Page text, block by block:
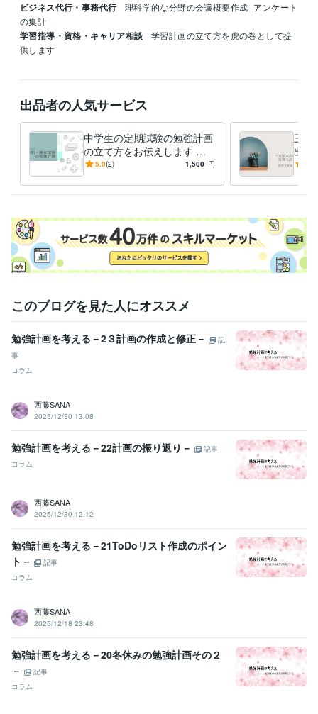
ビジネス代行・事務代行 理科学的な分野の会議概要作成 アンケート
の集計
学習指導・資格・キャリア相談
学習計画の立て方を虎の巻として提
供します
出品者の人気サービス
中学生の定期試験の勉強計画
の立て方をお伝えします な
りたい自分を目指して計画的
5.0(2) 1,500 円
三重
出題
英語
このブログを見た人にオススメ
勉強計画を考える－2３計画の作成と修正－
記
事
コラム
西藤SANA
2025/12/30 13:08
勉強計画を考える－22計画の振り返り－
記事
コラム
西藤SANA
2025/12/30 12:12
勉強計画を考える－21ToDoリスト作成のポイン
ト－
記事
コラム
西藤SANA
2025/12/18 23:48
勉強計画を考える－20冬休みの勉強計画その２
－
記事
コラム